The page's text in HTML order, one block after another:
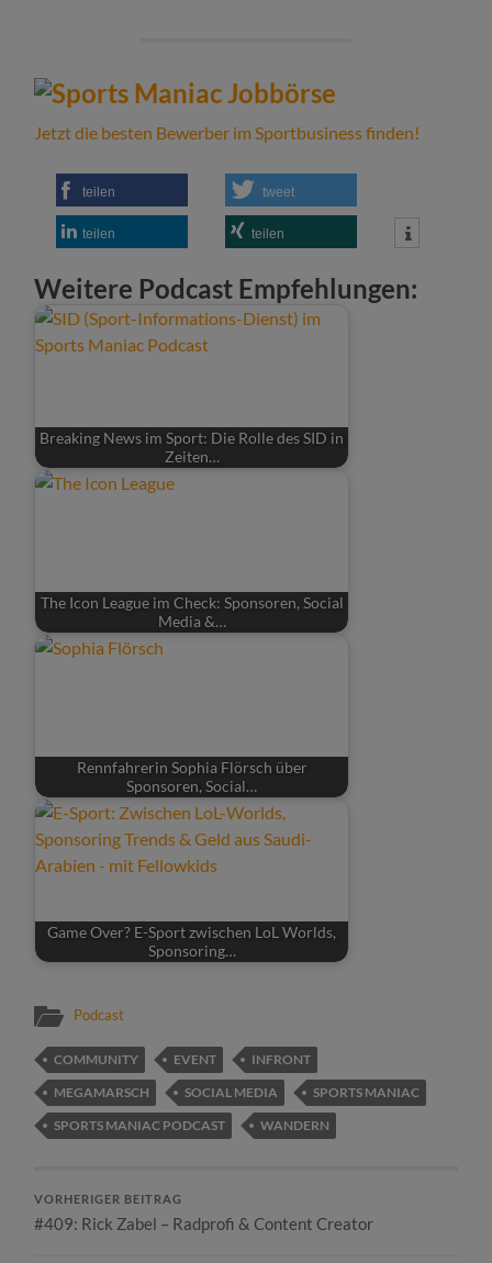
Jetzt die besten Bewerber im Sportbusiness finden!
teilen tweet
teilen teilen
Weitere Podcast Empfehlungen:
Breaking News im Sport: Die Rolle des SID in
Zeiten…
The Icon League im Check: Sponsoren, Social
Media &…
Rennfahrerin Sophia Flörsch über
Sponsoren, Social…
Game Over? E-Sport zwischen LoL Worlds,
Sponsoring…
Podcast
COMMUNITY EVENT
INFRONT
MEGAMARSCH
SOCIAL MEDIA
SPORTS MANIAC
SPORTS MANIAC PODCAST
WANDERN
VORHERIGER BEITRAG
#409: Rick Zabel – Radprofi & Content Creator